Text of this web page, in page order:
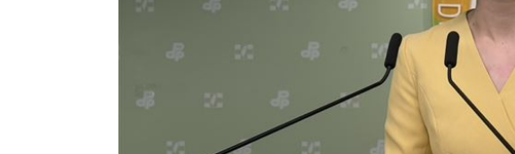
颱風紫暴雨今晚開炸 估「這時」解除海警 18:52
傅家接班人幕僚酒駕遭移送！公所火速准辭 18:52
台灣彩券開獎直播中 20:31
LIVE三立+24小時直播 15:27